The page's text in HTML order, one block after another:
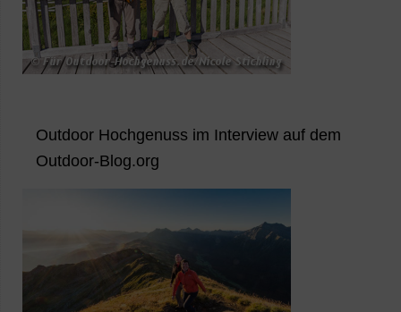
Outdoor Hochgenuss im Interview auf dem
Outdoor-Blog.org